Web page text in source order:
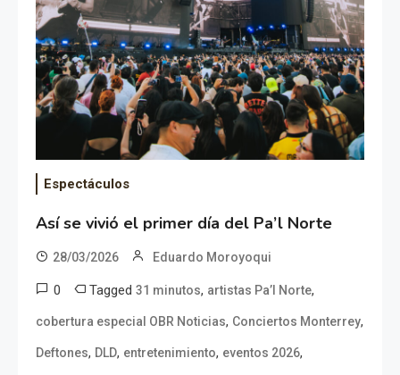
Espectáculos
Así se vivió el primer día del Pa’l Norte
28/03/2026 Eduardo Moroyoqui
0 Tagged 31 minutos, artistas Pa’l Norte,
cobertura especial OBR Noticias, Conciertos Monterrey,
Deftones, DLD, entretenimiento, eventos 2026,